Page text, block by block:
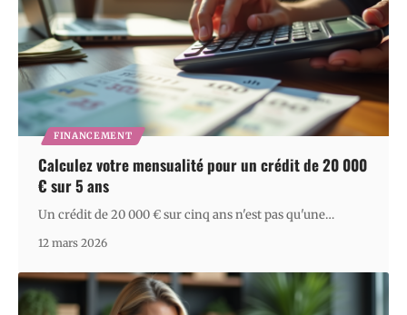
FINANCEMENT
Calculez votre mensualité pour un crédit de 20 000
€ sur 5 ans
Un crédit de 20 000 € sur cinq ans n'est pas qu'une…
12 mars 2026